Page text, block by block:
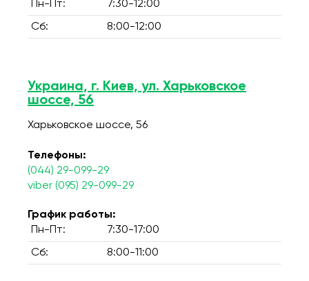
Пн-Пт:
7:30-12:00
Сб: 8:00-12:00
Украина, г. Киев, ул. Харьковское
шоссе, 56
Харьковское шоссе, 56
Телефоны:
(044) 29-099-29
viber (095) 29-099-29
График работы:
Пн-Пт:
7:30-17:00
Сб: 8:00-11:00